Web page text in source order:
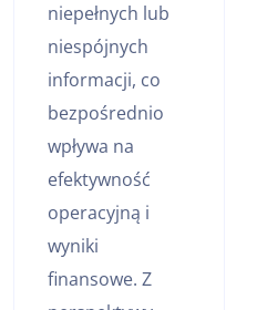
niepełnych lub
niespójnych
informacji, co
bezpośrednio
wpływa na
efektywność
operacyjną i
wyniki
finansowe. Z